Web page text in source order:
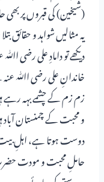
(شیخین) کی قبروں پر
یہ مثالیں شواہد و حقائق
دیکھے تو دامادِ علی رضی
خاندانِ علی رضی اﷲ
زم زم کے چشمے بہہ رہے
و محبت کے چمنستان
دوست ہوتا ہے، اہلِ
حاملِ محبت و مودت